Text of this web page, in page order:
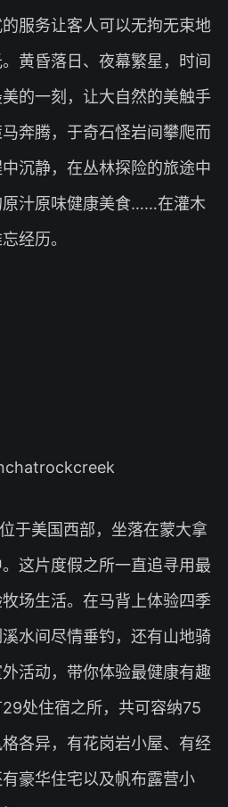
服务让客人可以无拘无束地
黄昏落日、夜幕繁星，时间
的一刻，让大自然的美触手
奔腾，于奇石怪岩间攀爬而
中沉静，在丛林探险的旅途中
原汁原味健康美食……在灌木
经历。
美国西部，坐落在蒙大拿
这片度假之所一直追寻用最
场生活。在马背上体验四季
水间尽情垂钓，还有山地骑
活动，带你体验最健康有趣
处住宿之所，共可容纳75
各异，有花岗岩小屋、有经
豪华住宅以及帆布露营小